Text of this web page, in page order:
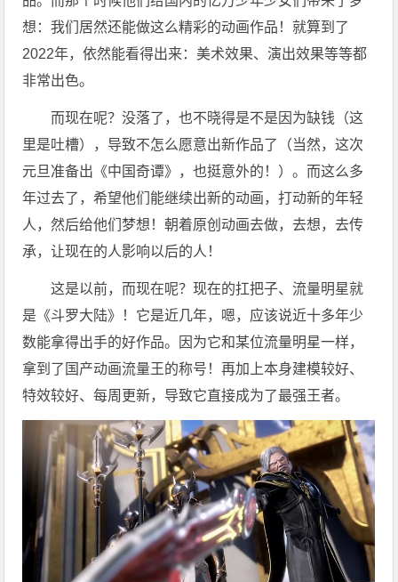
想：我们居然还能做这么精彩的动画作品！就算到了
2022年，依然能看得出来：美术效果、演出效果等等都
非常出色。
而现在呢？没落了，也不晓得是不是因为缺钱（这
里是吐槽），导致不怎么愿意出新作品了（当然，这次
元旦准备出《中国奇谭》，也挺意外的！）。而这么多
年过去了，希望他们能继续出新的动画，打动新的年轻
人，然后给他们梦想！朝着原创动画去做，去想，去传
承，让现在的人影响以后的人！
这是以前，而现在呢？现在的扛把子、流量明星就
是《斗罗大陆》！它是近几年，嗯，应该说近十多年少
数能拿得出手的好作品。因为它和某位流量明星一样，
拿到了国产动画流量王的称号！再加上本身建模较好、
特效较好、每周更新，导致它直接成为了最强王者。